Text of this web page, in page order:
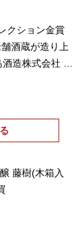
クション金賞
酒蔵が造り上
造株式会社 滋
藤樹(木箱入